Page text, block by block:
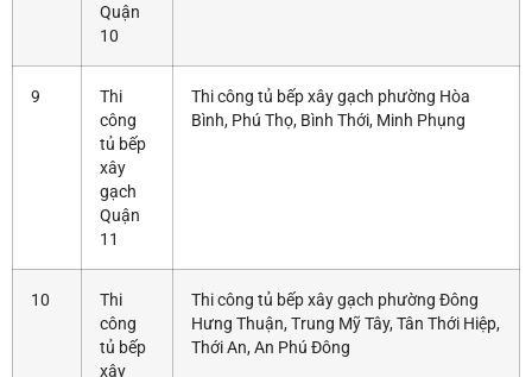
Quận
10
9
Thi
công
tủ bếp
xây
gạch
Quận
11
Thi công tủ bếp xây gạch phường Hòa
Bình, Phú Thọ, Bình Thới, Minh Phụng
10
Thi
công
tủ bếp
xây
Thi công tủ bếp xây gạch phường Đông
Hưng Thuận, Trung Mỹ Tây, Tân Thới Hiệp,
Thới An, An Phú Đông